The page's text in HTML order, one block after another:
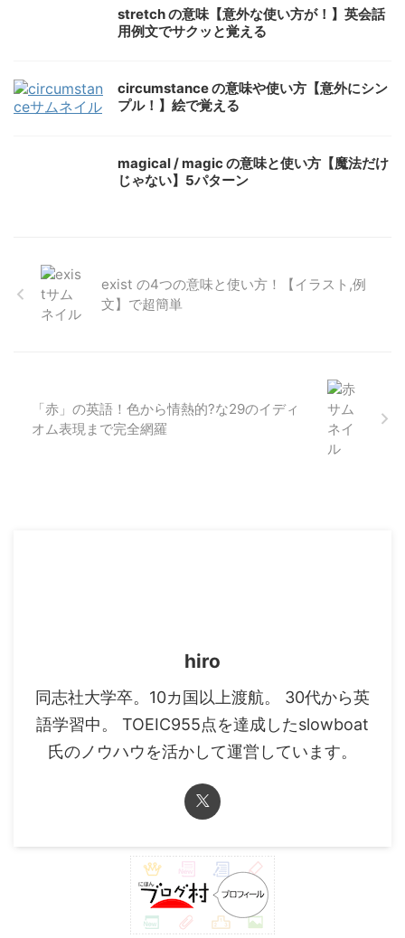
stretch の意味【意外な使い方が！】英会話
用例文でサクッと覚える
circumstance の意味や使い方【意外にシン
プル！】絵で覚える
magical / magic の意味と使い方【魔法だけ
じゃない】5パターン
exist の4つの意味と使い方！【イラスト,例
文】で超簡単
「赤」の英語！色から情熱的?な29のイディ
オム表現まで完全網羅
hiro
同志社大学卒。10カ国以上渡航。 30代から英
語学習中。 TOEIC955点を達成したslowboat
氏のノウハウを活かして運営しています。